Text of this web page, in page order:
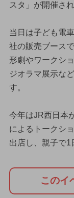
スタ」が開催され
当日は子ども電
社の販売ブース
形劇やワークシ
ジオラマ展示な
す。
今年はJR西日本
によるトークシ
出店し、親子で1
このイ